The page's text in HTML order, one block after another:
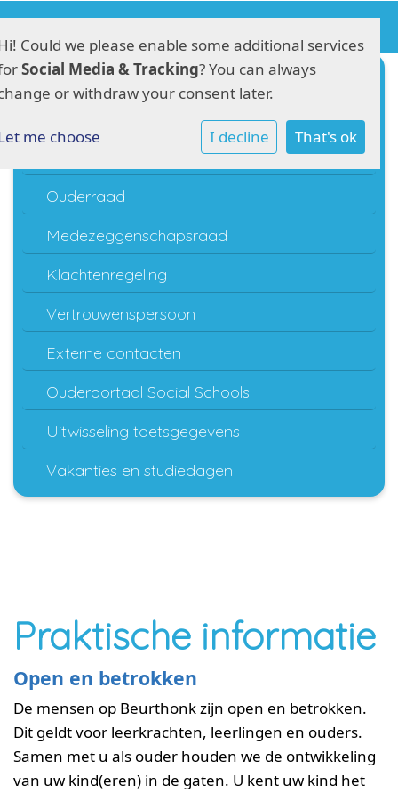
Schoolgids
Schoolondersteuningsprofiel
Ouderraad
Medezeggenschapsraad
Klachtenregeling
Vertrouwenspersoon
Externe contacten
Ouderportaal Social Schools
Uitwisseling toetsgegevens
Vakanties en studiedagen
Praktische informatie
Open en betrokken
De mensen op Beurthonk zijn open en betrokken.
Dit geldt voor leerkrachten, leerlingen en ouders.
Samen met u als ouder houden we de ontwikkeling
van uw kind(eren) in de gaten. U kent uw kind het
Could we please enable some additional services
Social Media & Tracking? You can always
or withdraw your consent later.
me choose I decline That's ok